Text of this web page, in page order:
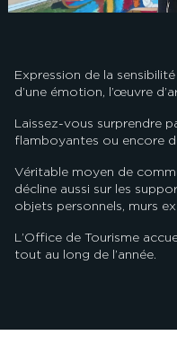
Expression de la
d’une émotion, l’œuvre
Laissez-vous surprendre
flamboyantes ou encore
Véritable moyen de
décline aussi sur les
objets personnels, murs
L’Office de Tourisme
tout au long de l’année.